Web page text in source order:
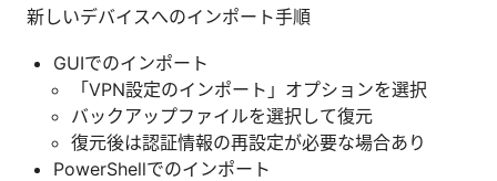
新しいデバイスへのインポート手順
GUIでのインポート
「VPN設定のインポート」オプションを選択
バックアップファイルを選択して復元
復元後は認証情報の再設定が必要な場合あり
PowerShellでのインポート